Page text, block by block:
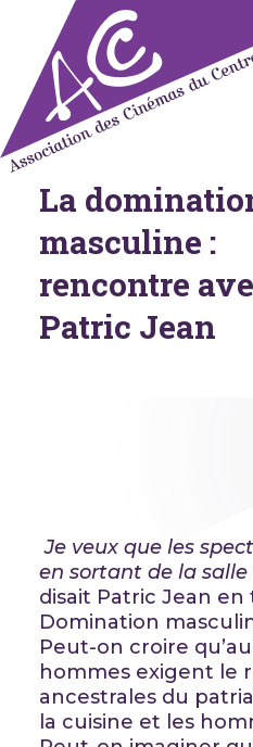
content
Association des Cinémas
Centre
La
masculine :
rencontre
Patric Jean
Je veux que les
en sortant de la salle
disait Patric Jean
Domination
Peut-on croire
hommes exigent le
ancestrales du
la cuisine et les